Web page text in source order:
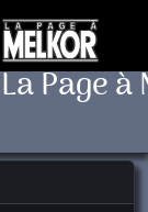
La Page